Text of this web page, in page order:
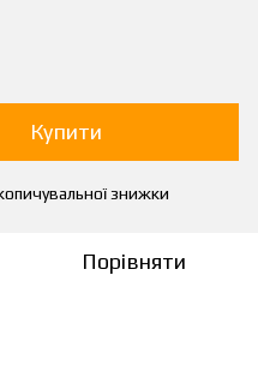
Купити
знижки
Порівняти